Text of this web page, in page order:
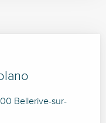
Bellerive-sur-